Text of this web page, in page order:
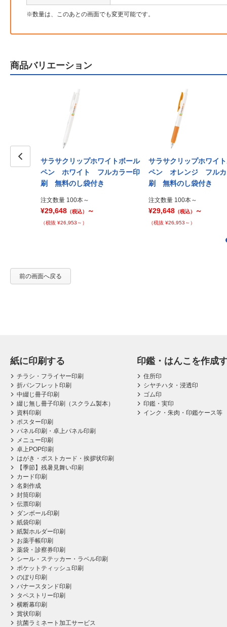
数量は、このあとの画面でも変更可能です。
商品バリエーション
トボール
サラサクリップホワイトボール
ペン ホワイト フルカラー印
刷 無料のし袋付き
注文数量 100本～
¥29,648 （税込） ～
（税抜 ¥26,953～）
サラサクリップホワイ
ペン オレンジ フルカ
刷 無料のし袋付き
注文数量 100本～
¥29,648 （税込） ～
（税抜 ¥26,953～）
前の画面へ戻る
紙に印刷する
チラシ・フライヤー印刷
折パンフレット印刷
中綴じ冊子印刷
綴じ無し冊子印刷（スクラム製本）
資料印刷
ポスター印刷
パネル印刷・卓上パネル印刷
メニュー印刷
卓上POP印刷
はがき・ポストカード・挨拶状印刷
【季節】残暑見舞い印刷
カード印刷
名刺作成
封筒印刷
伝票印刷
ダンボール印刷
紙袋印刷
紙製ホルダー印刷
お薬手帳印刷
薬袋・診察券印刷
シール・ステッカー・ラベル印刷
ポケットティッシュ印刷
のぼり印刷
バナースタンド印刷
タペストリー印刷
横断幕印刷
賞状印刷
抗菌ラミネート加工サービス
印鑑・はんこを作成
住所印
シヤチハタ・浸透印
ゴム印
印鑑・実印
インク・朱肉・印鑑ケース等